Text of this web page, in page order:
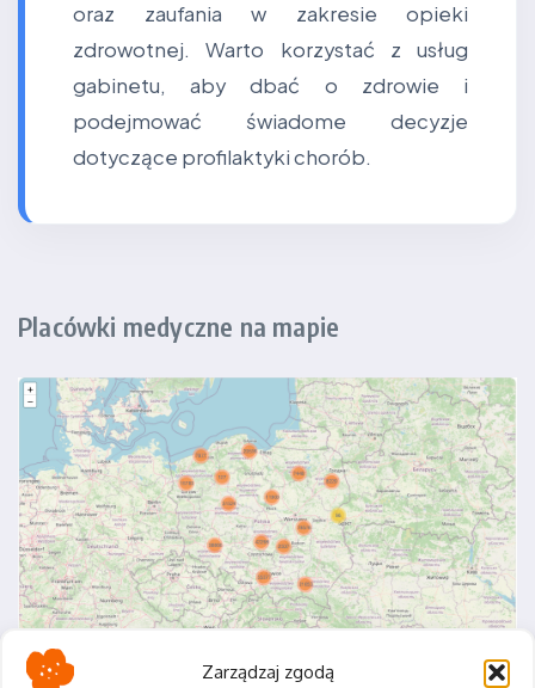
Zarządzaj zgodą
oraz zaufania w zakresie opieki
zdrowotnej. Warto korzystać z usług
gabinetu, aby dbać o zdrowie i
podejmować świadome decyzje
dotyczące profilaktyki chorób.
Placówki medyczne na mapie